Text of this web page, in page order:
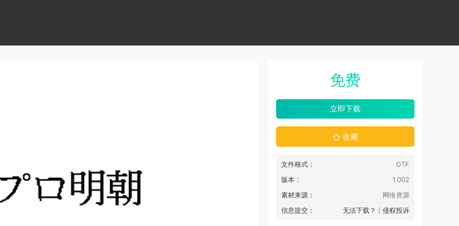
免费
立即下载
收藏
文件格式：
OTF
版本：
1.002
素材来源：
网络资源
信息提交：
无法下载？ 丨 侵权投诉